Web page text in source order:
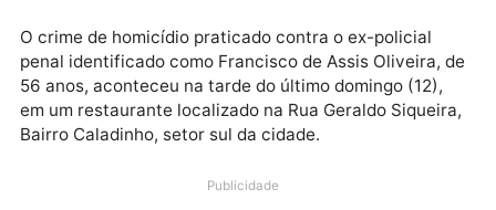
O crime de homicídio praticado contra o ex-policial
56 anos, aconteceu na tarde do último domingo (12),